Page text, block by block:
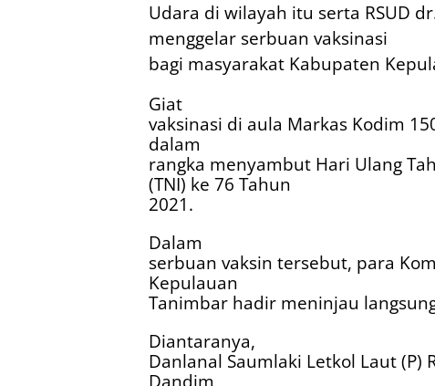
Udara di wilayah itu serta RSUD
menggelar serbuan vaksinasi
bagi masyarakat Kabupaten
Giat
vaksinasi di aula Markas Kodim
dalam
rangka menyambut Hari Ulang
(TNI) ke 76 Tahun
2021.
Dalam
serbuan vaksin tersebut, para
Kepulauan
Tanimbar hadir meninjau
Diantaranya,
Danlanal Saumlaki Letkol Laut (P)
Dandim